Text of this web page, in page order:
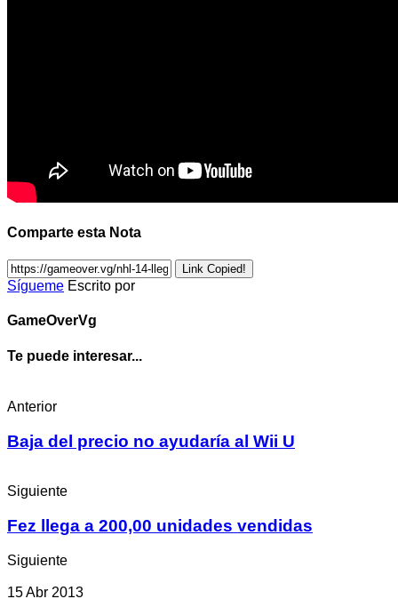
Comparte esta Nota
Link Copied!
Sígueme Escrito por
GameOverVg
Te puede interesar...
Anterior
Baja del precio no ayudaría al Wii U
Siguiente
Fez llega a 200,00 unidades vendidas
Siguiente
15 Abr 2013